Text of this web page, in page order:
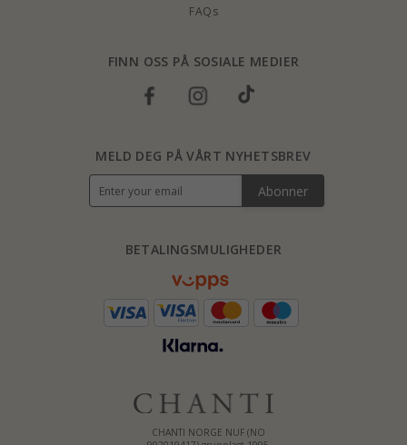
FAQs
FINN OSS PÅ SOSIALE MEDIER
CHANTI NORGE NUF (NO
BETALINGSMULIGHEDER
MELD DEG PÅ VÅRT NYHETSBREV
Abonner